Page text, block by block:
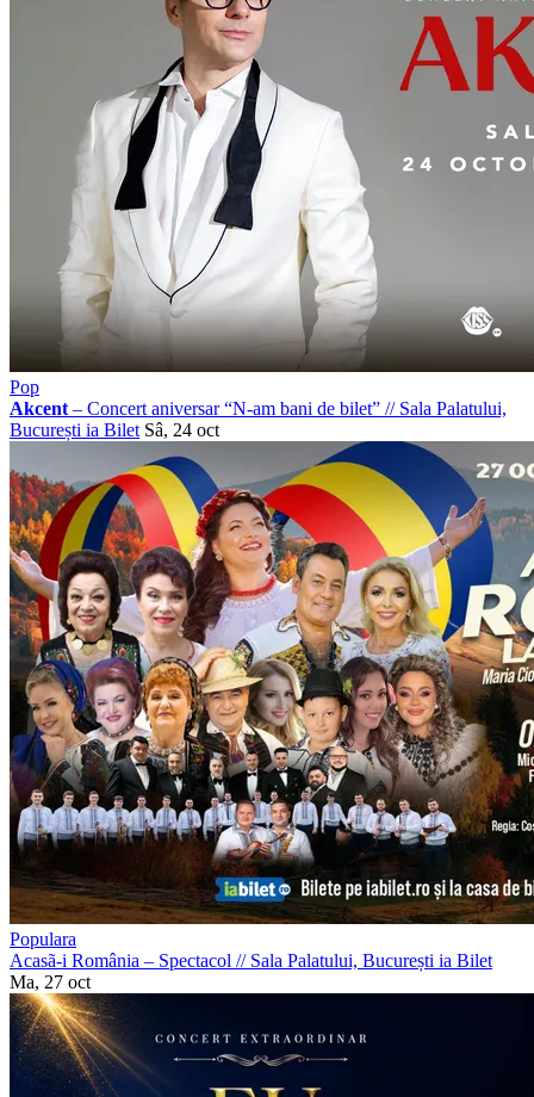
Pop
Akcent – Concert aniversar “N-am bani de bilet” //Sala Palatului,
București ia Bilet Sâ, 24 oct
Populara
Acasã-i România – Spectacol //Sala Palatului, București ia Bilet
Ma, 27 oct